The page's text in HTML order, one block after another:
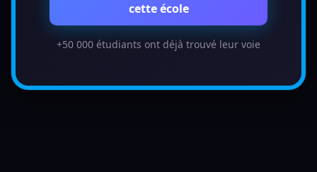
cette école
+50 000 étudiants ont déjà trouvé leur voie